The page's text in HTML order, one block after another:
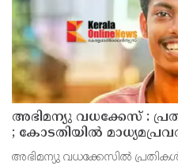
അഭിമന്യു വധക്കേസ് :
; കോടതിയിൽ
ഹാജരാകാൻ
അഭിമന്യു വധക്കേസിൽ പ്രതികൾ